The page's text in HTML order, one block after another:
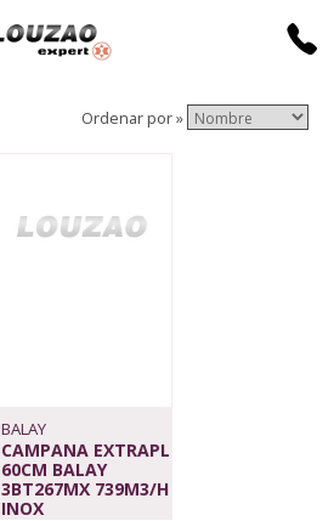
Ordenar por »
BALAY
CAMPANA EXTRAPL
60CM BALAY
3BT267MX 739M3/H
INOX